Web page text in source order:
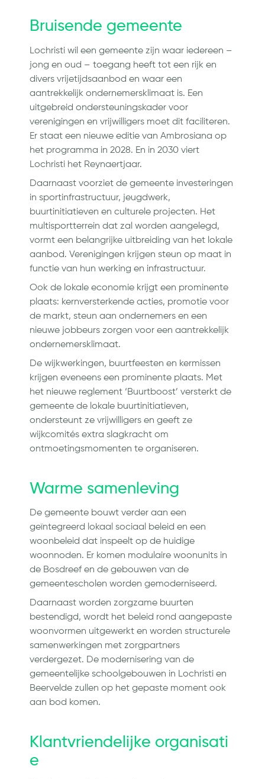
Bruisende gemeente
Lochristi wil een gemeente zijn waar iedereen –
jong en oud – toegang heeft tot een rijk en
divers vrijetijdsaanbod en waar een
aantrekkelijk ondernemersklimaat is. Een
uitgebreid ondersteuningskader voor
verenigingen en vrijwilligers moet dit faciliteren.
Er staat een nieuwe editie van Ambrosiana op
het programma in 2028. En in 2030 viert
Lochristi het Reynaertjaar.
Daarnaast voorziet de gemeente investeringen
in sportinfrastructuur, jeugdwerk,
buurtinitiatieven en culturele projecten. Het
multisportterrein dat zal worden aangelegd,
vormt een belangrijke uitbreiding van het lokale
aanbod. Verenigingen krijgen steun op maat in
functie van hun werking en infrastructuur.
Ook de lokale economie krijgt een prominente
plaats: kernversterkende acties, promotie voor
de markt, steun aan ondernemers en een
nieuwe jobbeurs zorgen voor een aantrekkelijk
ondernemersklimaat.
De wijkwerkingen, buurtfeesten en kermissen
krijgen eveneens een prominente plaats. Met
het nieuwe reglement ‘Buurtboost’ versterkt de
gemeente de lokale buurtinitiatieven,
ondersteunt ze vrijwilligers en geeft ze
wijkcomités extra slagkracht om
ontmoetingsmomenten te organiseren.
Warme samenleving
De gemeente bouwt verder aan een
geïntegreerd lokaal sociaal beleid en een
woonbeleid dat inspeelt op de huidige
woonnoden. Er komen modulaire woonunits in
de Bosdreef en de gebouwen van de
gemeentescholen worden gemoderniseerd.
Daarnaast worden zorgzame buurten
bestendigd, wordt het beleid rond aangepaste
woonvormen uitgewerkt en worden structurele
samenwerkingen met zorgpartners
verdergezet. De modernisering van de
gemeentelijke schoolgebouwen in Lochristi en
Beervelde zullen op het gepaste moment ook
aan bod komen.
Klantvriendelijke organisati
e